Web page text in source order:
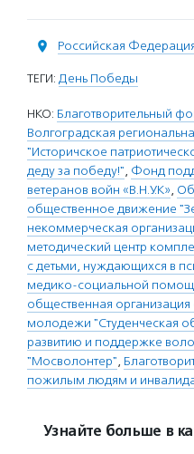
Российская
ТЕГИ: День Победы
НКО: Благотворительный
Волгоградская
"Историчское
деду за победу!", Фонд
ветеранов войн «В.Н.У.К»,
общественное движение
некоммерческая
методический центр
с детьми, нуждающихся в
медико-социальной
общественная
молодежи "Студенческая
развитию и поддержке
"Мосволонтер",
пожилым людям и
Узнайте больше в